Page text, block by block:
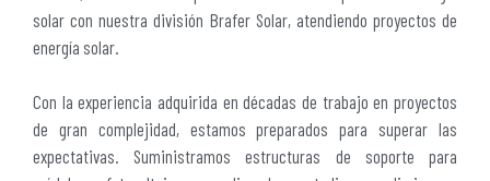
solar con nuestra división Brafer Solar, atendiendo proyectos de
energía solar.
Con la experiencia adquirida en décadas de trabajo en proyectos
de gran complejidad, estamos preparados para superar las
expectativas. Suministramos estructuras de soporte para